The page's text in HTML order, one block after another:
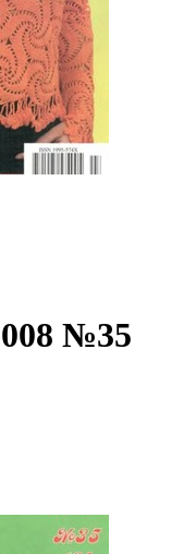
№35